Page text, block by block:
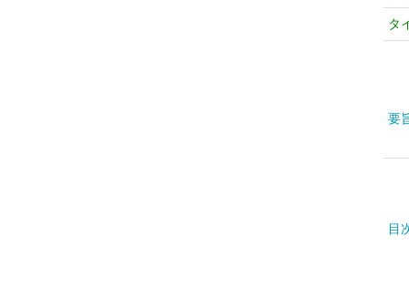
タ
要
目